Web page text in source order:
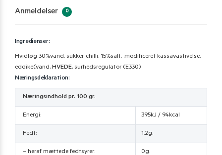
Anmeldelser 0
Ingredienser:
Hvidløg 30%vand, sukker, chilli, 15%salt, ,modificeret kassavastivelse,
eddike(vand, HVEDE, surhedsregulator (E330)
Næringsdeklaration:
Næringsindhold pr. 100 gr.
Energi: 395kJ / 94kcal
Fedt: 1,2g.
– heraf mættede fedtsyrer: 0g.